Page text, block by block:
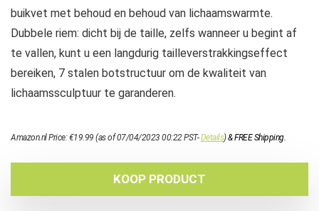
buikvet met behoud en behoud van lichaamswarmte.
Dubbele riem: dicht bij de taille, zelfs wanneer u begint af
te vallen, kunt u een langdurig tailleverstrakkingseffect
bereiken, 7 stalen botstructuur om de kwaliteit van
lichaamssculptuur te garanderen.
Amazon.nl Price:€19.99 (as of 07/04/2023 00:22 PST-Details)&FREE Shipping.
KOOP PRODUCT